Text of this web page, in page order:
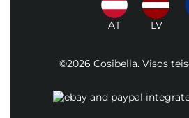
AT LV
©2026 Cosibella. Visos